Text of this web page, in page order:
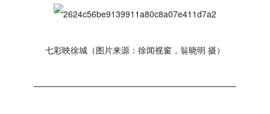
七彩映徐城（图片来源：徐闻视窗，翁晓明 摄）
————————————————————————